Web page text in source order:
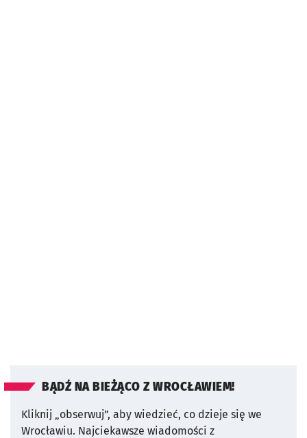
BĄDŹ NA BIEŻĄCO Z WROCŁAWIEM!
Kliknij „obserwuj”, aby wiedzieć, co dzieje się we
Wrocławiu. Najciekawsze wiadomości z